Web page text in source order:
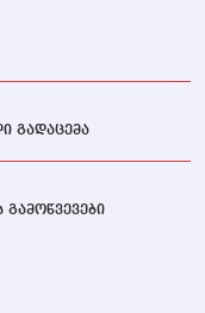
გადაცემა